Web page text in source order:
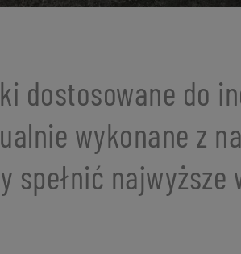
dostosowane do
wykonane z
spełnić najwyższe